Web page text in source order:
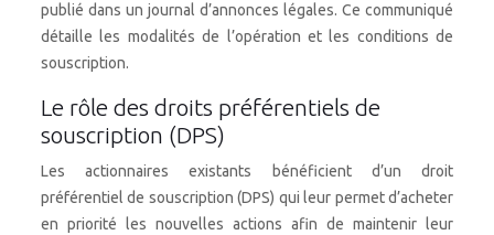
publié dans un journal d’annonces légales. Ce communiqué
détaille les modalités de l’opération et les conditions de
souscription.
Le rôle des droits préférentiels de
souscription (DPS)
Les actionnaires existants bénéficient d’un droit
préférentiel de souscription (DPS) qui leur permet d’acheter
en priorité les nouvelles actions afin de maintenir leur